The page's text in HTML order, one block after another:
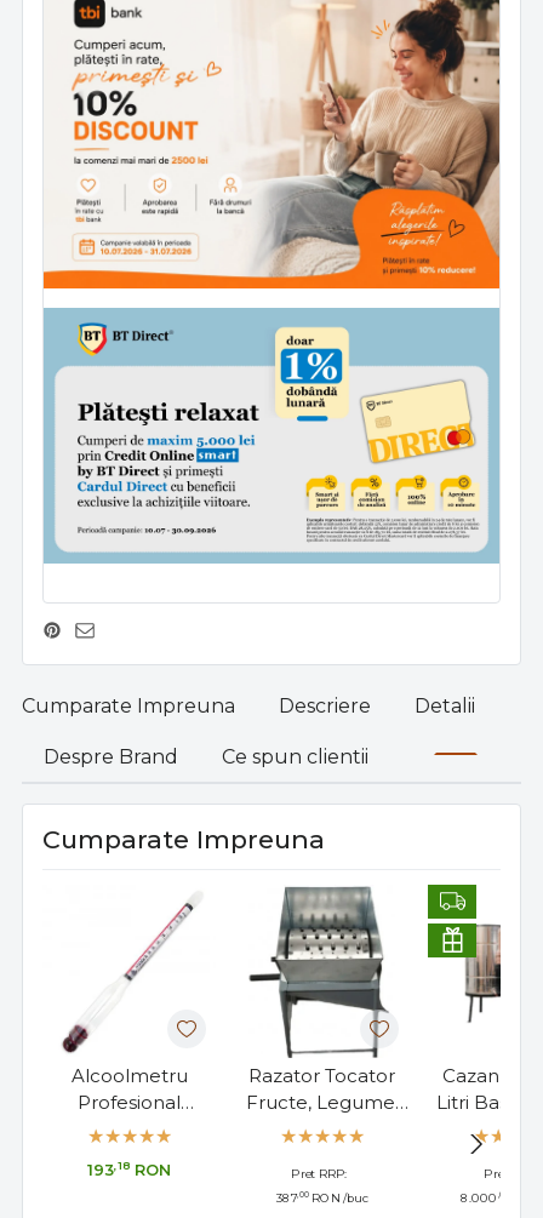
Cumparate Impreuna Descriere Detalii
Despre Brand Ce spun clientii
Cumparate Impreuna
Alcoolmetru
Profesional
Cartier/Lussac 0-
France, 17cm
193,18 RON
Razator Tocator
Fructe, Legume,
Manual 5 Kg
Pret RRP:
387,00 RON /buc
Cazan
Litri
Pret RRP:
8.000,00